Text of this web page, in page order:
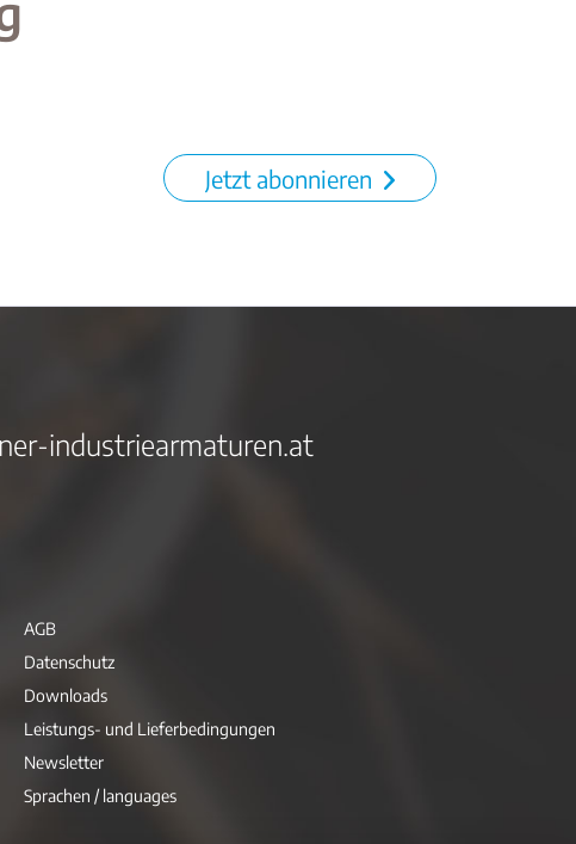
Jetzt abonnieren
industriearmaturen.at
AGB
Datenschutz
Downloads
Leistungs- und Lieferbedingungen
Newsletter
Sprachen / languages